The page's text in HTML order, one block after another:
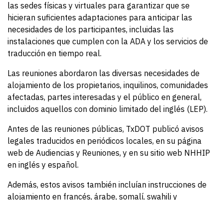
las sedes físicas y virtuales para garantizar que se
hicieran suficientes adaptaciones para anticipar las
necesidades de los participantes, incluidas las
instalaciones que cumplen con la ADA y los servicios de
traducción en tiempo real.
Las reuniones abordaron las diversas necesidades de
alojamiento de los propietarios, inquilinos, comunidades
afectadas, partes interesadas y el público en general,
incluidos aquellos con dominio limitado del inglés (LEP).
Antes de las reuniones públicas, TxDOT publicó avisos
legales traducidos en periódicos locales, en su página
web de Audiencias y Reuniones, y en su sitio web NHHIP
en inglés y español.
Además, estos avisos también incluían instrucciones de
alojamiento en francés, árabe, somalí, swahili y